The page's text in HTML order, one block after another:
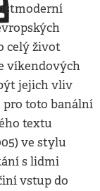
celý život
víkendových
jejich vliv
pro toto banální
textu
ve stylu
s lidmi
vstup do